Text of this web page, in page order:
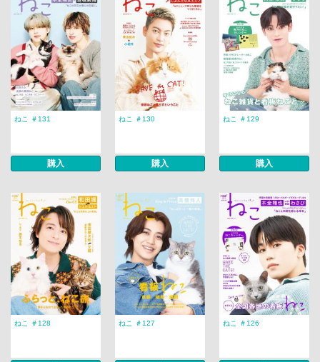
ねこ ＃131
購入
ねこ ＃130
購入
ねこ ＃129
購入
ねこ ＃128 ねこ ＃127 ねこ ＃126